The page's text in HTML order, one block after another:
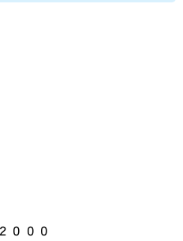
０００